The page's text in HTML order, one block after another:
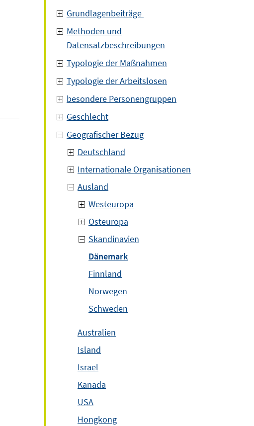
Grundlagenbeiträge
Methoden und
Datensatzbeschreibungen
Typologie der Maßnahmen
Typologie der Arbeitslosen
besondere Personengruppen
Geschlecht
Geografischer Bezug
Deutschland
Internationale Organisationen
Ausland
Westeuropa
Osteuropa
Skandinavien
Dänemark
Finnland
Norwegen
Schweden
Australien
Island
Israel
Kanada
USA
Hongkong